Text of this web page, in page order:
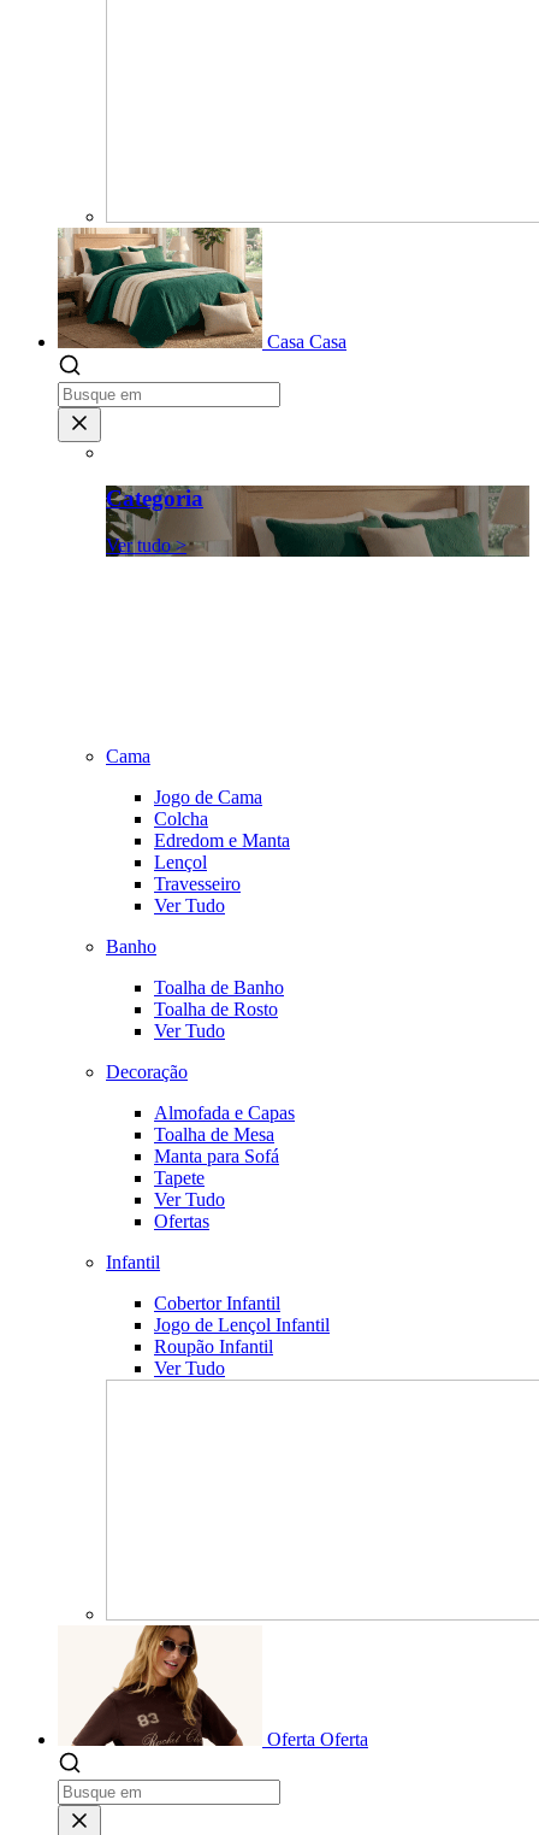
Casa Casa
Categoria
Ver tudo >
Cama
Jogo de Cama
Colcha
Edredom e Manta
Lençol
Travesseiro
Ver Tudo
Banho
Toalha de Banho
Toalha de Rosto
Ver Tudo
Decoração
Almofada e Capas
Toalha de Mesa
Manta para Sofá
Tapete
Ver Tudo
Ofertas
Infantil
Cobertor Infantil
Jogo de Lençol Infantil
Roupão Infantil
Ver Tudo
Oferta Oferta